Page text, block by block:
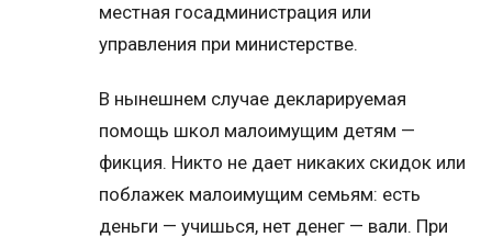
местная госадминистрация или
управления при министерстве.
В нынешнем случае декларируемая
помощь школ малоимущим детям —
фикция. Никто не дает никаких скидок или
поблажек малоимущим семьям: есть
деньги — учишься, нет денег — вали. При